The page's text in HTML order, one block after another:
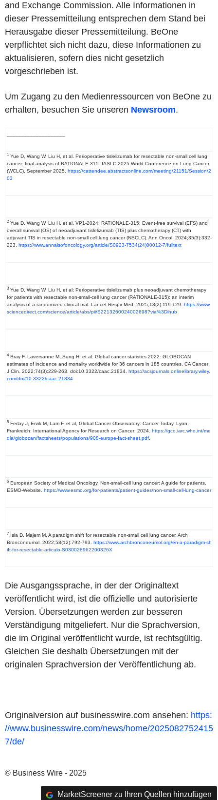
and Exchange Commission. Alle Informationen in
dieser Pressemitteilung entsprechen dem Stand bei
Herausgabe dieser Pressemitteilung. BeOne
verpflichtet sich nicht dazu, diese Informationen zu
aktualisieren, sofern dies nicht gesetzlich
vorgeschrieben ist.
Um Zugang zu den Medienressourcen von BeOne zu
erhalten, besuchen Sie unseren Newsroom.
1Yue D, Wang W, Liu H, et al. Perioperative tislelizumab for resectable non-small cell lung
cancer: final analysis of RATIONALE-315. IASLC 2025 World Conference on Lung Cancer
(WCLC), September 2025. https://cattendee.abstractsonline.com/meeting/21151/Session/2
03
2Yue D, Wang W, Liu H, et al. VP1-2024: RATIONALE-315: Event-free survival (EFS) and
overall survival (OS) of neoadjuvant tislelizumab (TIS) plus chemotherapy (CT) with
adjuvant TIS in resectable non-small cell lung cancer (NSCLC). Ann Oncol. 2024;35(3):332-
223. https://www.annalsofoncology.org/article/S0923-7534(24)00012-7/fulltext
3Yue D, Wang W, Liu H, et al; Perioperative tislelizumab plus neoadjuvant chemotherapy
for patients with resectable non-small-cell lung cancer (RATIONALE-315): an interim
analysis of a randomized clinical trial. Lancet Respir Med. 2025;13(2):119-129. https://www.
sciencedirect.com/science/article/abs/pii/S2213260024002698?via%3Dihub
4Bray F, Laversanne M, Sung H, et al. Global cancer statistics 2022: GLOBOCAN
estimates of incidence and mortality worldwide for 36 cancers in 185 countries. CA Cancer
J Clin. 2022;74(3):229-263. doi:10.3322/caac.21834. https://acsjournals.onlinelibrary.wiley.
com/doi/10.3322/caac.21834
5Ferlay J, Ervik M, Lam F, et al, Global Cancer Observatory: Cancer Today. Lyon,
Frankreich: International Agency for Research on Cancer; 2024. https://gco.iarc.who.int/me
dia/globocan/factsheets/populations/908-europe-fact-sheet.pdf.
6European Society of Medical Oncology. Non-small-cell lung cancer: A guide for patients.
ESMO-Website. https://www.esmo.org/for-patients/patient-guides/non-small-cell-lung-cancer
7 Isla D, Majem M. A paradigm shift for resectable non-small cell lung cancer. Arch
Bronconeumol. 2022;58(12):792-793. https://www.archbronconeumol.org/en-a-paradigm-sh
ift-for-resectable-articulo-S030028962200326X
Die Ausgangssprache, in der der Originaltext
veröffentlicht wird, ist die offizielle und autorisierte
Version. Übersetzungen werden zur besseren
Verständigung mitgeliefert. Nur die Sprachversion,
die im Original veröffentlicht wurde, ist rechtsgültig.
Gleichen Sie deshalb Übersetzungen mit der
originalen Sprachversion der Veröffentlichung ab.
Originalversion auf businesswire.com ansehen: https:
//www.businesswire.com/news/home/2025082752415
7/de/
© Business Wire - 2025
MarketScreener zu Ihren Quellen hinzufügen